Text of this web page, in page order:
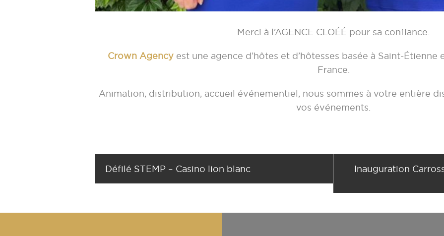
Merci à l’AGENCE CLOÉÉ pour sa confiance.
Crown Agency est une agence d’hôtes et d’hôtesses basée à Saint-
France.
Animation, distribution, accueil événementiel, nous sommes à votre entière
vos événements.
Défilé STEMP – Casino lion blanc
Inauguration